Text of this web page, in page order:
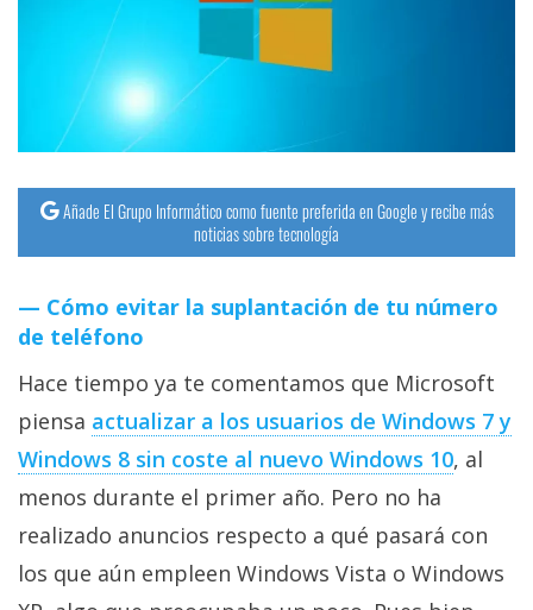
Operadores
Trucos
Tutoriales
Sistemas
operativos
Profesional
+
Más
temas
Añade El Grupo Informático como fuente preferida en Google y recibe más
noticias sobre tecnología
Cómo evitar la suplantación de tu número
de teléfono
Hace tiempo ya te comentamos que Microsoft
piensa actualizar a los usuarios de Windows 7 y
Windows 8 sin coste al nuevo Windows 10, al
menos durante el primer año. Pero no ha
realizado anuncios respecto a qué pasará con
los que aún empleen Windows Vista o Windows